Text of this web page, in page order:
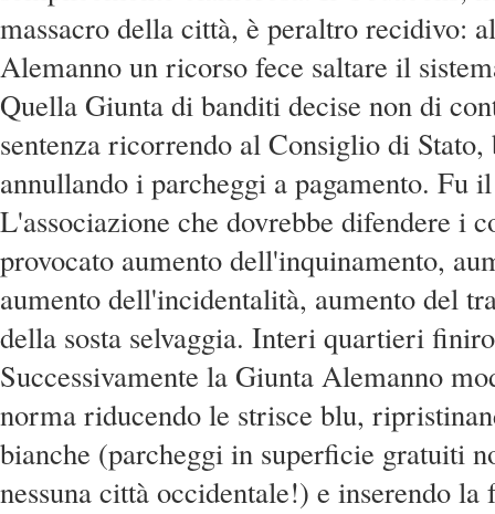
massacro della città, è peraltro recidivo:
Alemanno un ricorso fece saltare il
Quella Giunta di banditi decise non di
sentenza ricorrendo al Consiglio di Stato,
annullando i parcheggi a pagamento. Fu
L'associazione che dovrebbe difendere i
provocato aumento dell'inquinamento,
aumento dell'incidentalità, aumento del
della sosta selvaggia. Interi quartieri
Successivamente la Giunta Alemanno
norma riducendo le strisce blu,
bianche (parcheggi in superficie gratuiti
nessuna città occidentale!) e inserendo